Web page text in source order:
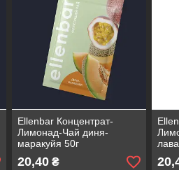
Ellenbar Концентрат-
Лимонад-Чай диня-
маракуйя 50г
20,40₴